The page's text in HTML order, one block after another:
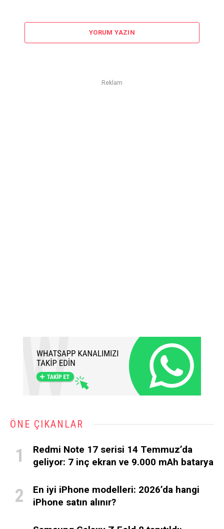
YORUM YAZIN
Reklam
ÖNE ÇIKANLAR
Redmi Note 17 serisi 14 Temmuz’da
geliyor: 7 inç ekran ve 9.000 mAh batarya
En iyi iPhone modelleri: 2026’da hangi
iPhone satın alınır?